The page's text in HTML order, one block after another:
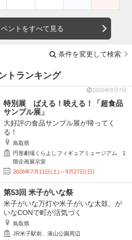
ントをすべて見る
条件を変更して検索
トランキング
2026年8月7日
特別展 ばえる！映える！「超食品
サンプル展」
大好評の食品サンプル展が帰ってく
る！
鳥取県
円形劇場くらよしフィギュアミュージアム 1
階企画展示室
2026年7月11日(土)～9月27日(日)
第53回 米子がいな祭
米子がいな万灯や米子がいな太鼓、が
いなCONで町が活気づく
鳥取県
JR米子駅前、湊山公園周辺